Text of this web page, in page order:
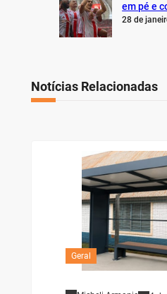
em pé e
28 de
Notícias Relacionadas
Geral